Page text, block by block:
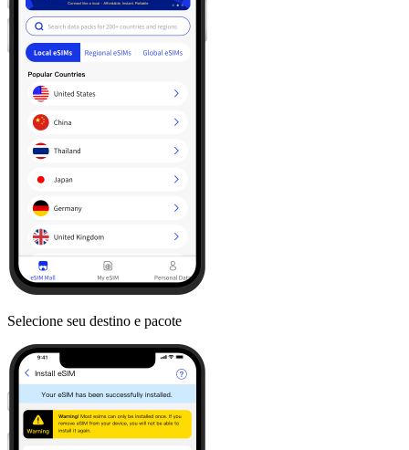
Selecione seu destino e pacote